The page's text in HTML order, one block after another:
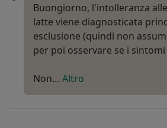
Buongiorno, l'intolleranza
latte viene diagnosticata
esclusione (quindi non
per poi osservare se i
Non… Altro